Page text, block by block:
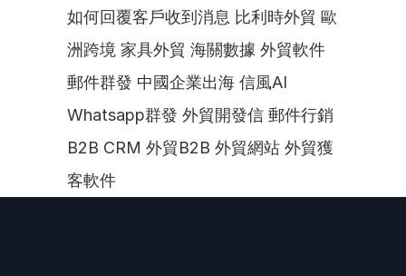
如何回覆客戶收到消息 比利時外貿 歐
洲跨境 家具外貿 海關數據 外貿軟件
郵件群發 中國企業出海 信風AI
Whatsapp群發 外貿開發信 郵件行銷
B2B CRM 外貿B2B 外貿網站 外貿獲
客軟件